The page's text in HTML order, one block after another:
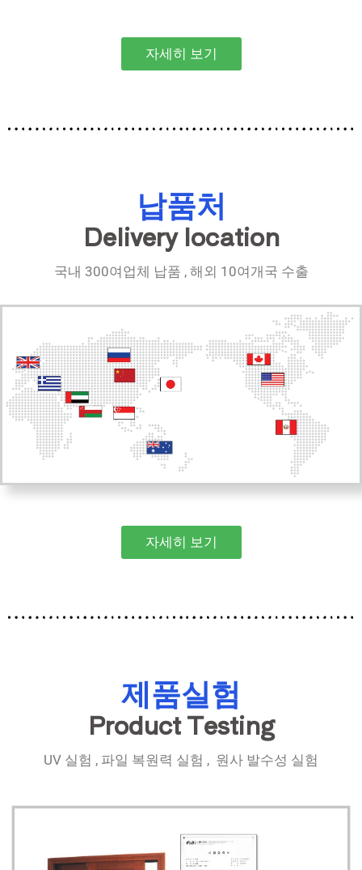
자세히 보기
납품처
Delivery location
국내 300여업체 납품 , 해외 10여개국 수출
자세히 보기
제품실험
Product Testing
UV 실험 , 파일 복원력 실험 , 원사 발수성 실험